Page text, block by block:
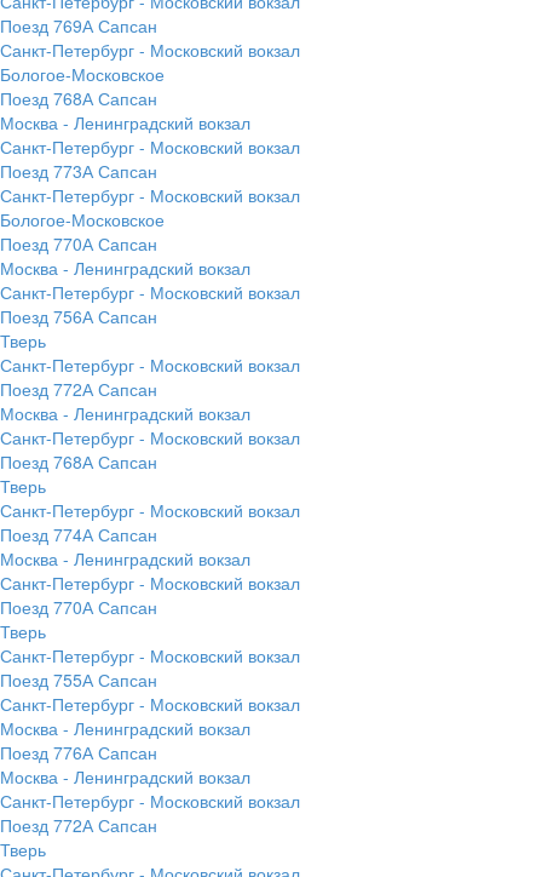
Поезд 769А Сапсан
Санкт-Петербург - Московский вокзал
Бологое-Московское
Поезд 768А Сапсан
Москва - Ленинградский вокзал
Санкт-Петербург - Московский вокзал
Поезд 773А Сапсан
Санкт-Петербург - Московский вокзал
Бологое-Московское
Поезд 770А Сапсан
Москва - Ленинградский вокзал
Санкт-Петербург - Московский вокзал
Поезд 756А Сапсан
Тверь
Санкт-Петербург - Московский вокзал
Поезд 772А Сапсан
Москва - Ленинградский вокзал
Санкт-Петербург - Московский вокзал
Поезд 768А Сапсан
Тверь
Санкт-Петербург - Московский вокзал
Поезд 774А Сапсан
Москва - Ленинградский вокзал
Санкт-Петербург - Московский вокзал
Поезд 770А Сапсан
Тверь
Санкт-Петербург - Московский вокзал
Поезд 755А Сапсан
Санкт-Петербург - Московский вокзал
Москва - Ленинградский вокзал
Поезд 776А Сапсан
Москва - Ленинградский вокзал
Санкт-Петербург - Московский вокзал
Поезд 772А Сапсан
Тверь